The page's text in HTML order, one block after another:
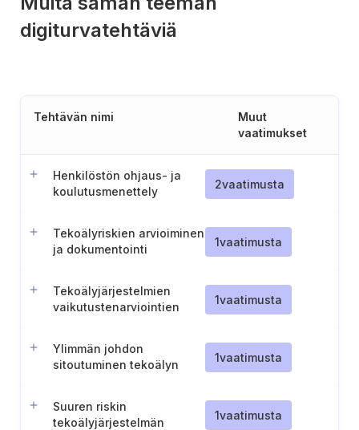
digiturvatehtäviä
Tehtävän nimi
Muut
vaatimukset
Henkilöstön ohjaus- ja
koulutusmenettely
2vaatimusta
Tekoälyriskien arvioiminen
ja dokumentointi
1vaatimusta
Tekoälyjärjestelmien
vaikutustenarviointien
1vaatimusta
Ylimmän johdon
sitoutuminen tekoälyn
1vaatimusta
Suuren riskin
tekoälyjärjestelmän
1vaatimusta